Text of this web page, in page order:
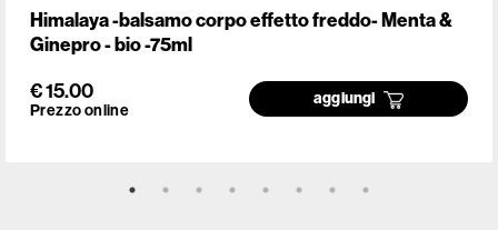
Himalaya -balsamo corpo effetto freddo- Menta &
Ginepro - bio -75ml
€ 15.00
Prezzo online
aggiungi